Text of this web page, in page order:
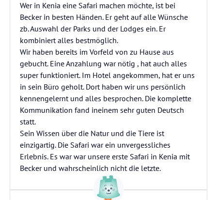
Wer in Kenia eine Safari machen möchte, ist bei
Becker in besten Händen. Er geht auf alle Wünsche
zb. Auswahl der Parks und der Lodges ein. Er
kombiniert alles bestmöglich.
Wir haben bereits im Vorfeld von zu Hause aus
gebucht. Eine Anzahlung war nötig , hat auch alles
super funktioniert. Im Hotel angekommen, hat er uns
in sein Büro geholt. Dort haben wir uns persönlich
kennengelernt und alles besprochen. Die komplette
Kommunikation fand ineinem sehr guten Deutsch
statt.
Sein Wissen über die Natur und die Tiere ist
einzigartig. Die Safari war ein unvergessliches
Erlebnis. Es war war unsere erste Safari in Kenia mit
Becker und wahrscheinlich nicht die letzte.